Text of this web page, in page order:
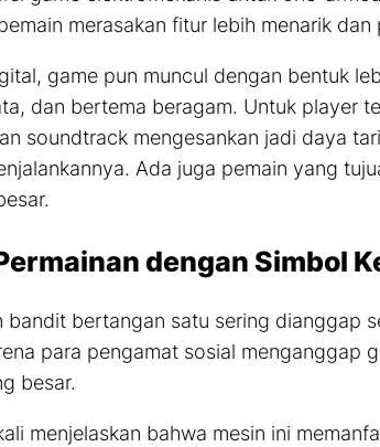
merasakan fitur lebih menarik
gamepun muncul dengan bentuk
dan bertema beragam. Untuk player
soundtrackmengesankan jadi daya
Ada juga pemain yang
dengan Simbol
bandit bertangan satu sering dianggap
para pengamat sosial menganggap
besar.
menjelaskan bahwa mesin ini